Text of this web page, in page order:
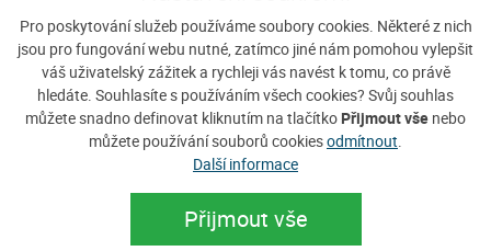
Pro poskytování služeb používáme soubory cookies. Některé z nich
jsou pro fungování webu nutné, zatímco jiné nám pomohou vylepšit
váš uživatelský zážitek a rychleji vás navést k tomu, co právě
hledáte. Souhlasíte s používáním všech cookies? Svůj souhlas
můžete snadno definovat kliknutím na tlačítko Přijmout vše nebo
můžete používání souborů cookiesodmítnout.
Další informace
Přijmout vše
Zobrazit nabídku
Tip na ubytování